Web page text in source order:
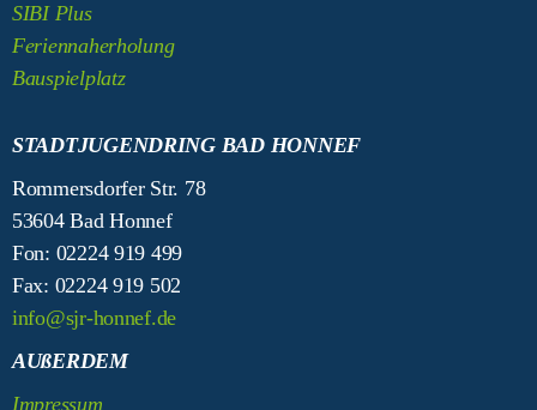
SIBI Plus
Feriennaherholung
Bauspielplatz
STADTJUGENDRING BAD HONNEF
Rommersdorfer Str. 78
53604 Bad Honnef
Fon: 02224 919 499
Fax: 02224 919 502
info@sjr-honnef.de
AUßERDEM
Impressum